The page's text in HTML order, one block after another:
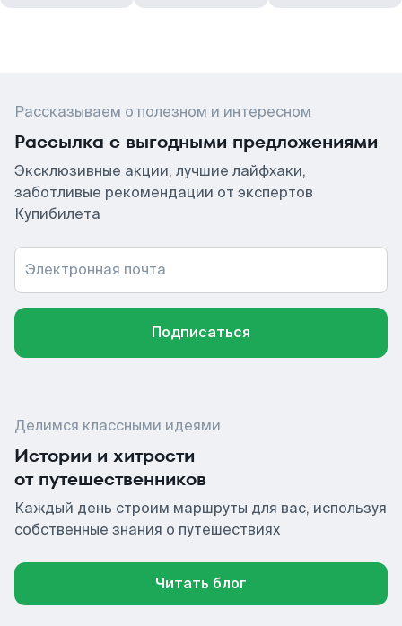
Рассказываем о полезном и интересном
Рассылка с выгодными предложениями
Эксклюзивные акции, лучшие лайфхаки,
заботливые рекомендации от экспертов
Купибилета
Электронная почта
Подписаться
Делимся классными идеями
Истории и хитрости
от путешественников
Каждый день строим маршруты для вас, используя
собственные знания о путешествиях
Читать блог